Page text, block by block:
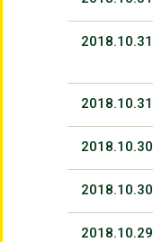
2018.10.31
2018.10.31
2018.10.30
2018.10.30
2018.10.29